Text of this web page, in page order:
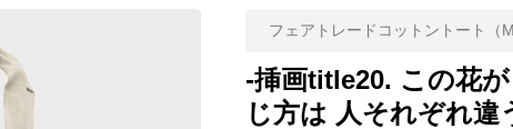
フェアトレードコットントート（M
-挿画title20. この花
じ方は 人それぞれ違